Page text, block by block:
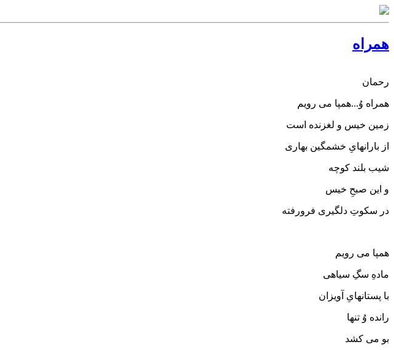
همراه
رحمان
همراه وُ...همپا می رویم
زمین خیس و لغزنده است
از بارانهایِ خشمگین بهاری
شیب بلند کوچه
و این صبحِ خیس
در سکوتِ دلگیری فرورفته
همپا می رویم
مادهِ سگِ سیاهی
با پستانهایِ آویزان
رانده وُ تنها
بو می کشد